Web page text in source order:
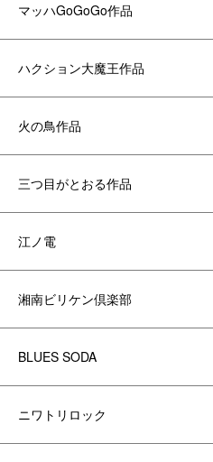
マッハGoGoGo作品
ハクション大魔王作品
火の鳥作品
三つ目がとおる作品
江ノ電
湘南ビリケン倶楽部
BLUES SODA
ニワトリロック